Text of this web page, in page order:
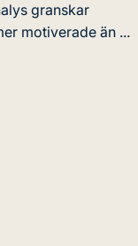
granskar
motiverade än ...